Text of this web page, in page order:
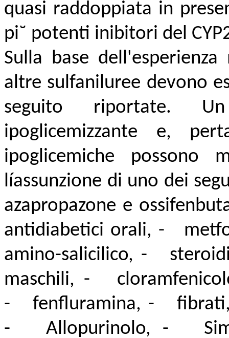
quasi raddoppiata in
pi˘ potenti inibitori del
Sulla base
altre sulfaniluree devono
seguito riportate. Un
ipoglicemizzante e,
ipoglicemiche possono
líassunzione di uno dei
azapropazone e
antidiabetici orali, -
amino-salicilico, -
maschili, -
- fenfluramina, -
- Allopurinolo, -